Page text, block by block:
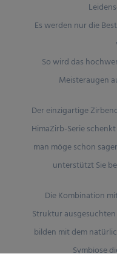
Es werden nur die
So wird das
Meisteraugen
Der einzigartige
HimaZirb-Serie
man möge schon
unterstützt Sie
Die Kombination
Struktur
bilden mit dem
Symbiose